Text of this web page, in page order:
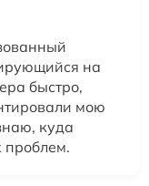
на
быстро,
мою
куда
проблем.